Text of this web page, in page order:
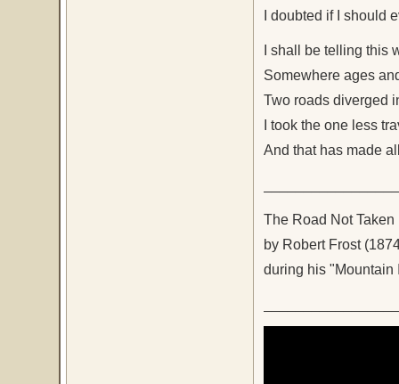
I doubted if I should
I shall be telling this
Somewhere ages
Two roads diverged
I took the one less
And that has made
The Road Not Taken
by Robert Frost
during his "Mountain